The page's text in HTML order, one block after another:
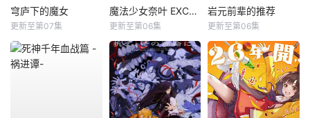
穹庐下的魔女
更新至第07集
魔法少女奈叶 EXCEEDS Gun Blaze Vengeance
更新至第06集
岩元前辈的推荐
更新至第06集